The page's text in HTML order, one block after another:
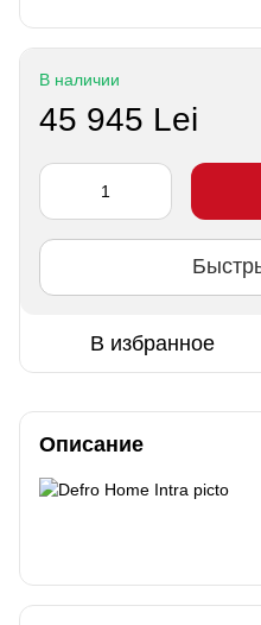
В наличии
45 945 Lei
В избранное
Описание